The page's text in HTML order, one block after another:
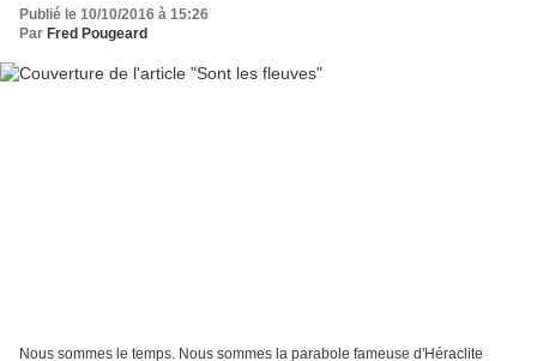
Publié le 10/10/2016 à 15:26
Par Fred Pougeard
Nous sommes le temps. Nous sommes la parabole fameuse d'Héraclite